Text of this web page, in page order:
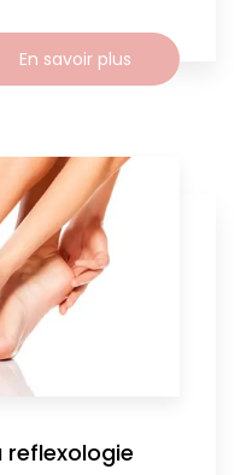
En savoir plus